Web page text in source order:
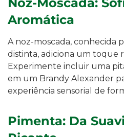
Aromática
A noz-moscada, conhecida
distinta, adiciona um toque
Experimente incluir uma
em um Brandy Alexander
experiência sensorial de
Pimenta: Da